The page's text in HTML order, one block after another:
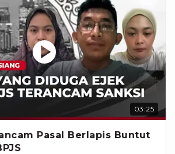
03:25
Pasal Berlapis Buntut